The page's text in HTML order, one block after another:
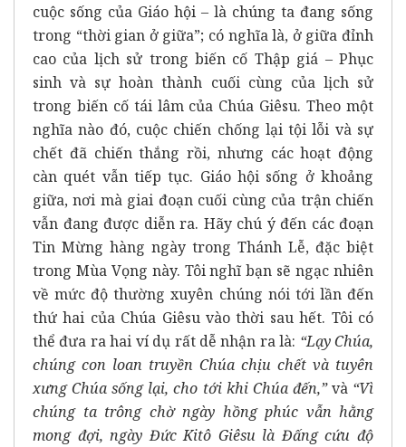
cuộc sống của Giáo hội – là chúng ta đang sống
trong “thời gian ở giữa”; có nghĩa là, ở giữa đỉnh
cao của lịch sử trong biến cố Thập giá – Phục
sinh và sự hoàn thành cuối cùng của lịch sử
trong biến cố tái lâm của Chúa Giêsu. Theo một
nghĩa nào đó, cuộc chiến chống lại tội lỗi và sự
chết đã chiến thắng rồi, nhưng các hoạt động
càn quét vẫn tiếp tục. Giáo hội sống ở khoảng
giữa, nơi mà giai đoạn cuối cùng của trận chiến
vẫn đang được diễn ra. Hãy chú ý đến các đoạn
Tin Mừng hàng ngày trong Thánh Lễ, đặc biệt
trong Mùa Vọng này. Tôi nghĩ bạn sẽ ngạc nhiên
về mức độ thường xuyên chúng nói tới lần đến
thứ hai của Chúa Giêsu vào thời sau hết. Tôi có
thể đưa ra hai ví dụ rất dễ nhận ra là: “Lạy Chúa,
chúng con loan truyền Chúa chịu chết và tuyên
xưng Chúa sống lại, cho tới khi Chúa đến,”và “Vì
chúng ta trông chờ ngày hồng phúc vẫn hằng
mong đợi, ngày Đức Kitô Giêsu là Đấng cứu độ